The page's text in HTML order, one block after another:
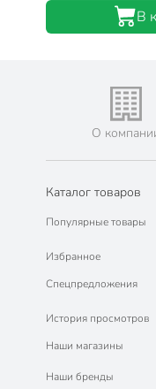
В
О
Каталог товаров
Популярные товары
Избранное
Спецпредложения
История просмотров
Наши магазины
Наши бренды